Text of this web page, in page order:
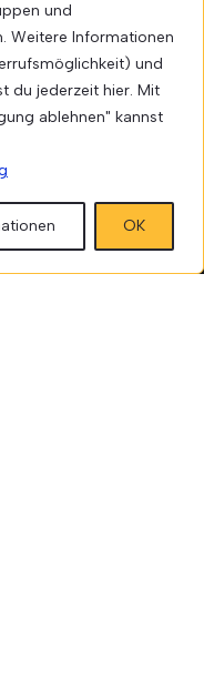
und
Weitere Informationen
und
du jederzeit hier. Mit
ablehnen" kannst
OK
Str. 44, 23866